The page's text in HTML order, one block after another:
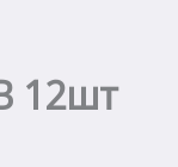
12шт